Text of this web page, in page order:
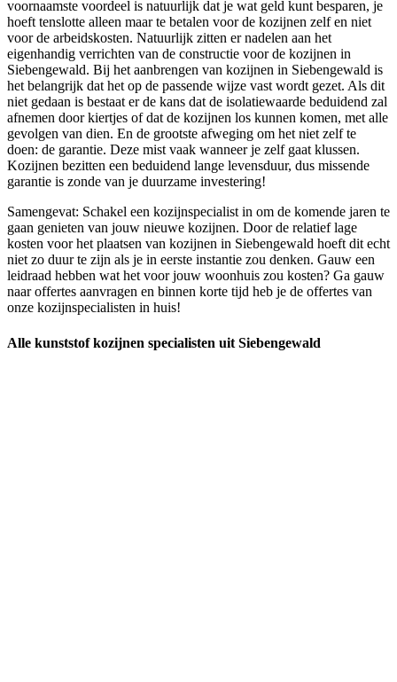
voornaamste voordeel is natuurlijk dat je wat geld kunt besparen, je
hoeft tenslotte alleen maar te betalen voor de kozijnen zelf en niet
voor de arbeidskosten. Natuurlijk zitten er nadelen aan het
eigenhandig verrichten van de constructie voor de kozijnen in
Siebengewald. Bij het aanbrengen van kozijnen in Siebengewald is
het belangrijk dat het op de passende wijze vast wordt gezet. Als dit
niet gedaan is bestaat er de kans dat de isolatiewaarde beduidend zal
afnemen door kiertjes of dat de kozijnen los kunnen komen, met alle
gevolgen van dien. En de grootste afweging om het niet zelf te
doen: de garantie. Deze mist vaak wanneer je zelf gaat klussen.
Kozijnen bezitten een beduidend lange levensduur, dus missende
garantie is zonde van je duurzame investering!
Samengevat: Schakel een kozijnspecialist in om de komende jaren te
gaan genieten van jouw nieuwe kozijnen. Door de relatief lage
kosten voor het plaatsen van kozijnen in Siebengewald hoeft dit echt
niet zo duur te zijn als je in eerste instantie zou denken. Gauw een
leidraad hebben wat het voor jouw woonhuis zou kosten? Ga gauw
naar offertes aanvragen en binnen korte tijd heb je de offertes van
onze kozijnspecialisten in huis!
Alle kunststof kozijnen specialisten uit Siebengewald